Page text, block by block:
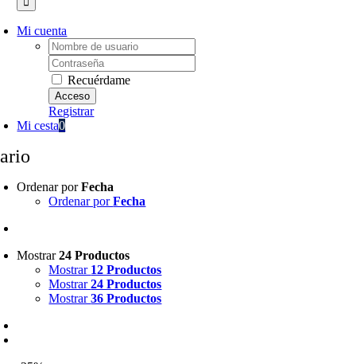
Mi cuenta
Username:
Password:
Recuérdame
Registrar
Mi cesta0
Ordenar porFecha
Ordenar porFecha
Mostrar24 Productos
Mostrar 12 Productos
Mostrar24 Productos
Mostrar36 Productos